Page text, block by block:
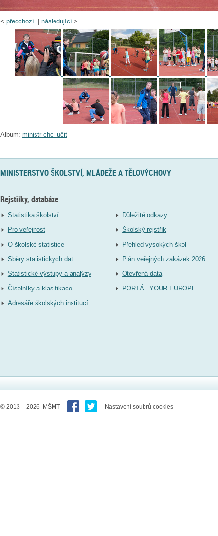
< předchozí| následující>
Album: ministr-chci učit
MINISTERSTVO ŠKOLSTVÍ, MLÁDEŽE A TĚLOVÝCHOVY
Rejstříky, databáze
Statistika školství
Pro veřejnost
O školské statistice
Sběry statistických dat
Statistické výstupy a analýzy
Číselníky a klasifikace
Adresáře školských institucí
Důležité odkazy
Školský rejstřík
Přehled vysokých škol
Plán veřejných zakázek 2026
Otevřená data
PORTÁL YOUR EUROPE
© 2013 – 2026 MŠMT Nastavení soubrů cookies